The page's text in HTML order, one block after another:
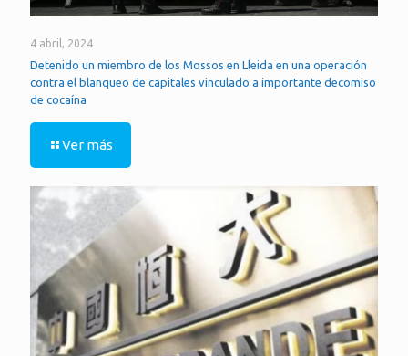
4 abril, 2024
Detenido un miembro de los Mossos en Lleida en una operación
contra el blanqueo de capitales vinculado a importante decomiso
de cocaína
Ver más